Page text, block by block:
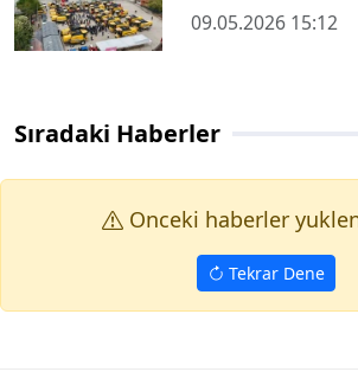
09.05.2026 15:12
Sıradaki Haberler
Onceki haberler
Tekrar Dene